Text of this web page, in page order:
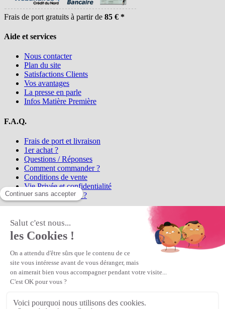
Frais de port gratuits à partir de 85 € *
Aide et services
Nous contacter
Plan du site
Satisfactions Clients
Vos avantages
La presse en parle
Infos Matière Première
F.A.Q.
Frais de port et livraison
1er achat ?
Questions / Réponses
Comment commander ?
Conditions de vente
Vie Privée et confidentialité
Qui sommes-nous ?
la référence en perles et bijoux
perles en ligne, telles que les perles
et cristaux et strass en cristal Preciosa, les perles Miyuki perles et
apprêts en Argent 925, Gold Filled, perles de rocaille Preciosa
Matière Première est un
Première